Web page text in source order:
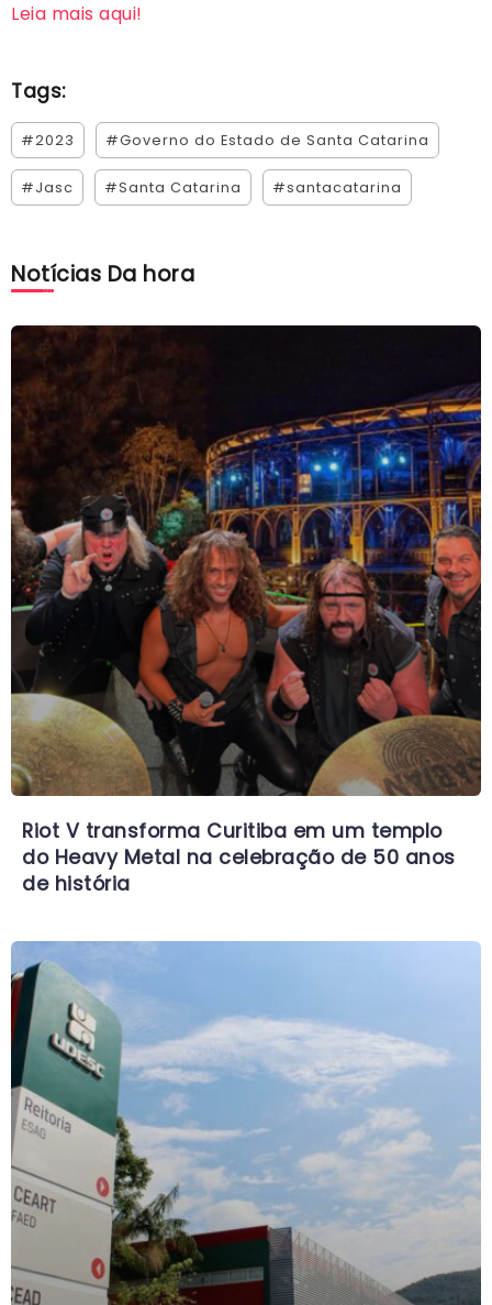
Leia mais aqui!
Tags:
#2023 #Governo do Estado de Santa Catarina
#Jasc #Santa Catarina #santacatarina
Notícias Da hora
Riot V transforma Curitiba em um templo
do Heavy Metal na celebração de 50 anos
de história